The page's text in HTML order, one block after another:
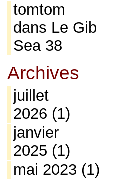
tomtom
dans Le Gib
Sea 38
Archives
juillet
2026 (1)
janvier
2025 (1)
mai 2023 (1)